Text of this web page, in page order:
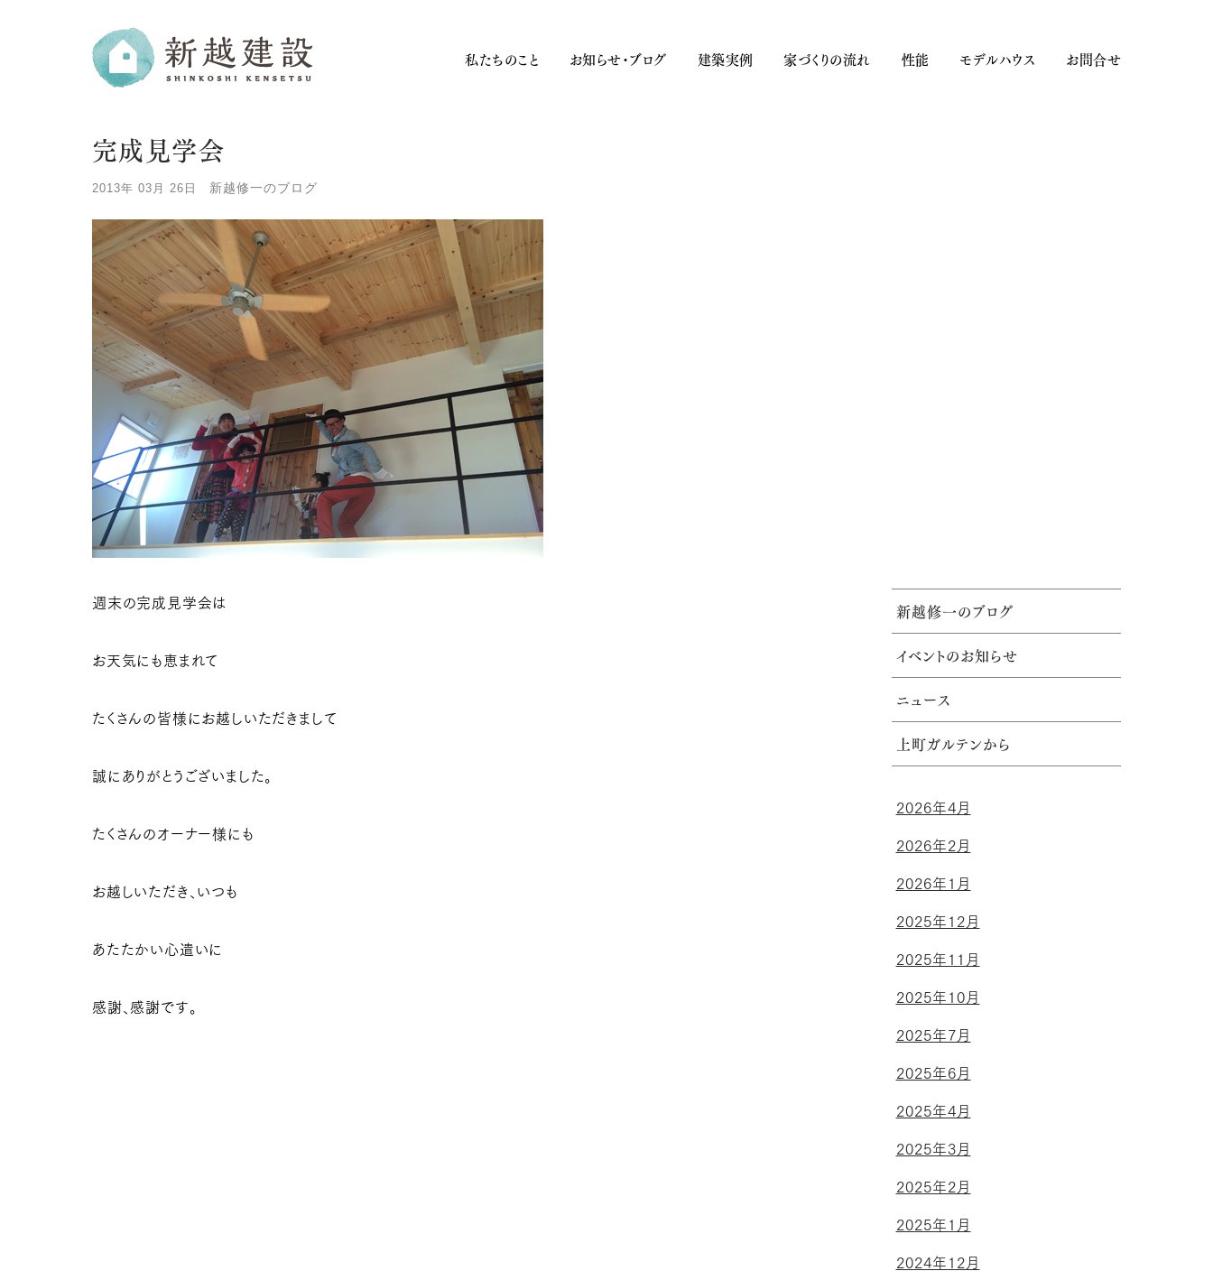
私たちのこと お知らせ・ブログ 建築実例 家づくりの流れ 性能 モデルハウス お問合せ
完成見学会
2013年 03月 26日 新越修一のブログ
週末の完成見学会は
お天気にも恵まれて
たくさんの皆様にお越しいただきまして
誠にありがとうございました。
たくさんのオーナー様にも
お越しいただき、いつも
あたたかい心遣いに
感謝、感謝です。
新越修一のブログ
イベントのお知らせ
ニュース
上町ガルテンから
2026年4月
2026年2月
2026年1月
2025年12月
2025年11月
2025年10月
2025年7月
2025年6月
2025年4月
2025年3月
2025年2月
2025年1月
2024年12月